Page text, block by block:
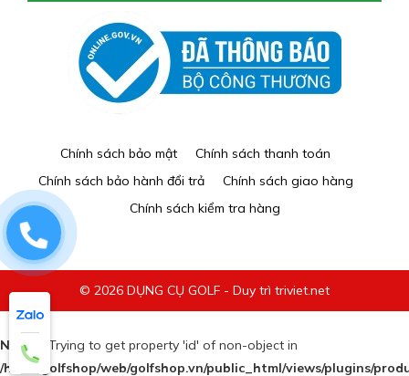
Chính sách bảo mật
Chính sách thanh toán
Chính sách bảo hành đổi trả
Chính sách giao hàng
Chính sách kiểm tra hàng
© 2026 DỤNG CỤ GOLF - Duy trì triviet.net
Notice
: Trying to get property 'id' of non-object in
/home/golfshop/web/golfshop.vn/public_html/views/plugins/